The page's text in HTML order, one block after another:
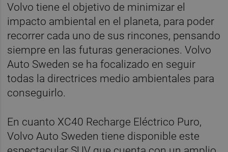
Volvo tiene el objetivo de minimizar el
impacto ambiental en el planeta, para poder
recorrer cada uno de sus rincones, pensando
siempre en las futuras generaciones. Volvo
Auto Sweden se ha focalizado en seguir
todas la directrices medio ambientales para
conseguirlo.
En cuanto XC40 Recharge Eléctrico Puro,
Volvo Auto Sweden tiene disponible este